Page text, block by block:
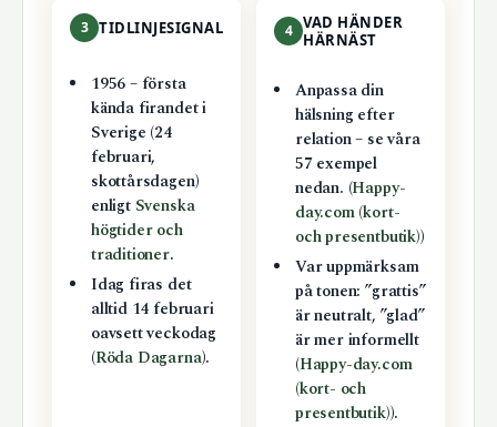
3 TIDLINJESIGNAL
1956 – första
kända firandet i
Sverige (24
februari,
skottårsdagen)
enligt Svenska
högtider och
traditioner.
Idag firas det
alltid 14 februari
oavsett veckodag
(Röda Dagarna).
4 VAD HÄNDER
HÄRNÄST
Anpassa din
hälsning efter
relation – se våra
57 exempel
nedan. (Happy-
day.com (kort-
och presentbutik))
Var uppmärksam
på tonen: ”grattis”
är neutralt, ”glad”
är mer informellt
(Happy-day.com
(kort- och
presentbutik)).